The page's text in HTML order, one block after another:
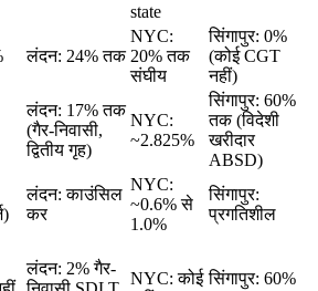
state
लंदन: 24% तक
NYC:
20% तक
संघीय
सिंगापुर: 0%
(कोई CGT
नहीं)
लंदन: 17% तक
(गैर-निवासी,
द्वितीय गृह)
NYC:
~2.825%
सिंगापुर: 60%
तक (विदेशी
खरीदार
ABSD)
लंदन: काउंसिल
कर
NYC:
~0.6% से
1.0%
सिंगापुर:
प्रगतिशील
लंदन: 2% गैर-
NYC: कोई सिंगापुर: 60%